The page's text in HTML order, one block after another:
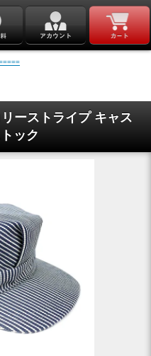
ーストライプ キャス
ック